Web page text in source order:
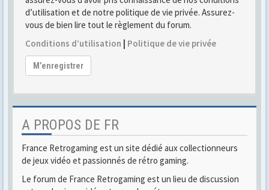
d’utilisation et de notre politique de vie privée. Assurez-
vous de bien lire tout le règlement du forum.
Conditions d’utilisation | Politique de vie privée
M’enregistrer
A PROPOS DE FR
France Retrogaming est un site dédié aux collectionneurs
de jeux vidéo et passionnés de rétro gaming.
Le forum de France Retrogaming est un lieu de discussion